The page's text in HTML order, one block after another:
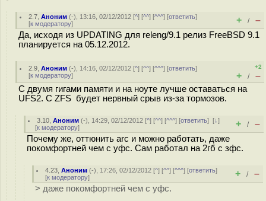
2.7 ,Аноним (-), 13:16, 02/12/2012 [^] [^^] [^^^] [ответить]
[к модератору] + / –
Да, исходя из UPDATING для releng/9.1 релиз FreeBSD 9.1
планируется на 05.12.2012.
2.9 ,Аноним (-), 14:16, 02/12/2012 [^] [^^] [^^^] [ответить]
[к модератору]
+2
+ / –
С двумя гигами памяти и на ноуте лучше оставаться на
UFS2. C ZFS будет нервный срыв из-за тормозов.
3.10 ,Аноним (-), 14:29, 02/12/2012 [^] [^^] [^^^] [ответить][↓]
[к модератору] + / –
Почему же, оттюнить arc и можно работать, даже
покомфортней чем с уфс. Сам работал на 2гб с зфс.
4.23 ,Аноним (-), 17:26, 02/12/2012 [^] [^^] [^^^] [ответить]
[к модератору] + / –
> даже покомфортней чем с уфс.